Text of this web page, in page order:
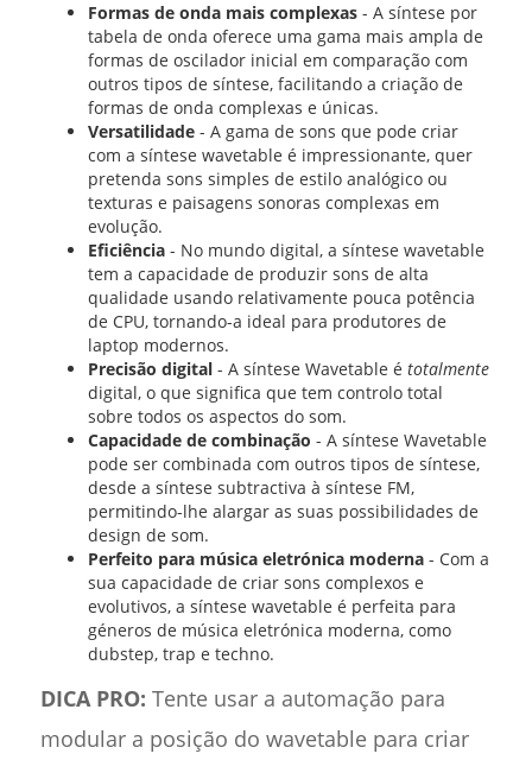
Formas de onda mais complexas- A síntese por
tabela de onda oferece uma gama mais ampla de
formas de oscilador inicial em comparação com
outros tipos de síntese, facilitando a criação de
formas de onda complexas e únicas.
Versatilidade- A gama de sons que pode criar
com a síntese wavetable é impressionante, quer
pretenda sons simples de estilo analógico ou
texturas e paisagens sonoras complexas em
evolução.
Eficiência- No mundo digital, a síntese wavetable
tem a capacidade de produzir sons de alta
qualidade usando relativamente pouca potência
de CPU, tornando-a ideal para produtores de
laptop modernos.
Precisão digital- A síntese Wavetable é totalmente
digital, o que significa que tem controlo total
sobre todos os aspectos do som.
Capacidade de combinação - A síntese Wavetable
pode ser combinada com outros tipos de síntese,
desde a síntese subtractiva à síntese FM,
permitindo-lhe alargar as suas possibilidades de
design de som.
Perfeito para música eletrónica moderna- Com a
sua capacidade de criar sons complexos e
evolutivos, a síntese wavetable é perfeita para
géneros de música eletrónica moderna, como
dubstep, trap e techno.
DICA PRO: Tente usar a automação para
modular a posição do wavetable para criar